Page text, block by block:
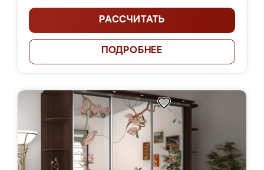
РАССЧИТАТЬ
ПОДРОБНЕЕ